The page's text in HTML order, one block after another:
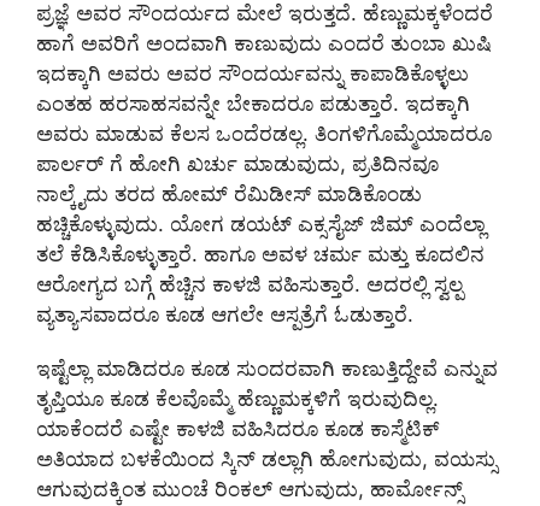
ಪ್ರಜ್ಞೆ ಅವರ ಸೌಂದರ್ಯದ ಮೇಲೆ ಇರುತ್ತದೆ. ಹೆಣ್ಣುಮಕ್ಕಳೆಂದರೆ
ಹಾಗೆ ಅವರಿಗೆ ಅಂದವಾಗಿ ಕಾಣುವುದು ಎಂದರೆ ತುಂಬಾ ಖುಷಿ
ಇದಕ್ಕಾಗಿ ಅವರು ಅವರ ಸೌಂದರ್ಯವನ್ನು ಕಾಪಾಡಿಕೊಳ್ಳಲು
ಎಂತಹ ಹರಸಾಹಸವನ್ನೇ ಬೇಕಾದರೂ ಪಡುತ್ತಾರೆ. ಇದಕ್ಕಾಗಿ
ಅವರು ಮಾಡುವ ಕೆಲಸ ಒಂದೆರಡಲ್ಲ. ತಿಂಗಳಿಗೊಮ್ಮೆಯಾದರೂ
ಪಾರ್ಲರ್ ಗೆ ಹೋಗಿ ಖರ್ಚು ಮಾಡುವುದು, ಪ್ರತಿದಿನವೂ
ನಾಲ್ಕೈದು ತರದ ಹೋಮ್ ರೆಮಿಡೀಸ್ ಮಾಡಿಕೊಂಡು
ಹಚ್ಚಿಕೊಳ್ಳುವುದು. ಯೋಗ ಡಯಟ್ ಎಕ್ಸಸೈಜ್ ಜಿಮ್ ಎಂದೆಲ್ಲಾ
ತಲೆ ಕೆಡಿಸಿಕೊಳ್ಳುತ್ತಾರೆ. ಹಾಗೂ ಅವಳ ಚರ್ಮ ಮತ್ತು ಕೂದಲಿನ
ಆರೋಗ್ಯದ ಬಗ್ಗೆ ಹೆಚ್ಚಿನ ಕಾಳಜಿ ವಹಿಸುತ್ತಾರೆ. ಅದರಲ್ಲಿ ಸ್ವಲ್ಪ
ವ್ಯತ್ಯಾಸವಾದರೂ ಕೂಡ ಆಗಲೇ ಆಸ್ಪತ್ರೆಗೆ ಓಡುತ್ತಾರೆ.
ಇಷ್ಟೆಲ್ಲಾ ಮಾಡಿದರೂ ಕೂಡ ಸುಂದರವಾಗಿ ಕಾಣುತ್ತಿದ್ದೇವೆ ಎನ್ನುವ
ತೃಪ್ತಿಯೂ ಕೂಡ ಕೆಲವೊಮ್ಮೆ ಹೆಣ್ಣುಮಕ್ಕಳಿಗೆ ಇರುವುದಿಲ್ಲ.
ಯಾಕೆಂದರೆ ಎಷ್ಟೇ ಕಾಳಜಿ ವಹಿಸಿದರೂ ಕೂಡ ಕಾಸ್ಮೆಟಿಕ್
ಅತಿಯಾದ ಬಳಕೆಯಿಂದ ಸ್ಕಿನ್ ಡಲ್ಲಾಗಿ ಹೋಗುವುದು, ವಯಸ್ಸು
ಆಗುವುದಕ್ಕಿಂತ ಮುಂಚೆ ರಿಂಕಲ್ ಆಗುವುದು, ಹಾರ್ಮೋನ್ಸ್